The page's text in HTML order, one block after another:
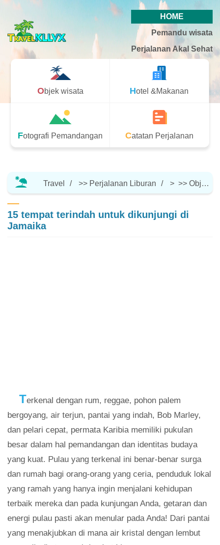
HOME
Pemandu wisata
Perjalanan Akal Sehat
Objek wisata Hotel &Makanan
Fotografi Pemandangan Catatan Perjalanan
Travel >> Perjalanan Liburan > >> Objek Wisata
15 tempat terindah untuk dikunjungi di
Jamaika
Terkenal dengan rum, reggae, pohon palem
bergoyang, air terjun, pantai yang indah, Bob Marley,
dan pelari cepat, permata Karibia memiliki pukulan
besar dalam hal pemandangan dan identitas budaya
yang kuat. Pulau yang terkenal ini benar-benar surga
dan rumah bagi orang-orang yang ceria, penduduk lokal
yang ramah yang hanya ingin menjalani kehidupan
terbaik mereka dan pada kunjungan Anda, getaran dan
energi pulau pasti akan menular pada Anda! Dari pantai
yang menakjubkan di mana air kristal dengan lembut